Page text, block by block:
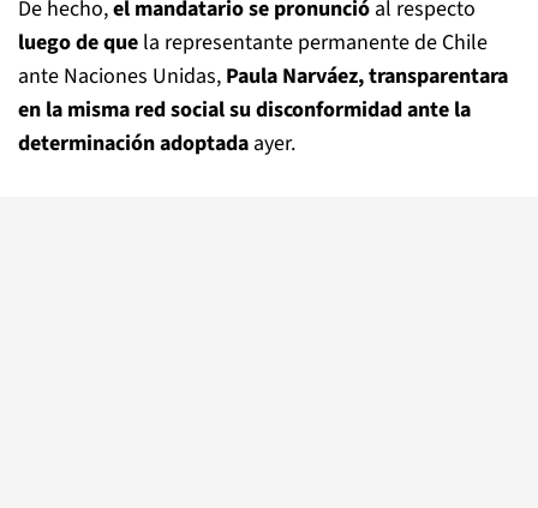
De hecho,el mandatario se pronunció al respecto
luego de que la representante permanente de Chile
ante Naciones Unidas, Paula Narváez, transparentara
en la misma red social su disconformidad ante la
determinación adoptada ayer.